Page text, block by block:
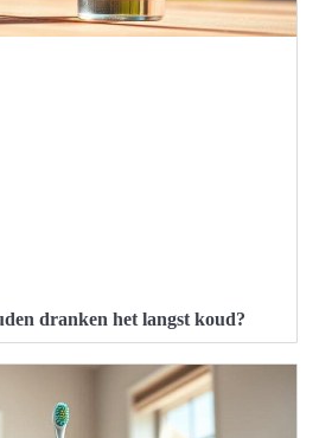
dranken het langst koud?